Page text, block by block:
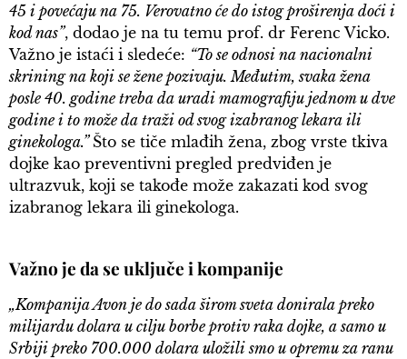
45 i povećaju na 75. Verovatno će do istog proširenja doći i
kod nas”, dodao je na tu temu prof. dr Ferenc Vicko.
Važno je istaći i sledeće: “To se odnosi na nacionalni
skrining na koji se žene pozivaju. Međutim, svaka žena
posle 40. godine treba da uradi mamografiju jednom u dve
godine i to može da traži od svog izabranog lekara ili
ginekologa.” Što se tiče mlađih žena, zbog vrste tkiva
dojke kao preventivni pregled predviđen je
ultrazvuk, koji se takođe može zakazati kod svog
izabranog lekara ili ginekologa.
Važno je da se uključe i kompanije
„Kompanija Avon je do sada širom sveta donirala preko
milijardu dolara u cilju borbe protiv raka dojke, a samo u
Srbiji preko 700.000 dolara uložili smo u opremu za ranu